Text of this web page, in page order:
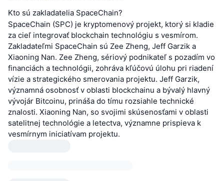
Kto sú zakladatelia SpaceChain?
SpaceChain (SPC) je kryptomenový projekt, ktorý si kladie
za cieľ integrovať blockchain technológiu s vesmírom.
Zakladateľmi SpaceChain sú Zee Zheng, Jeff Garzik a
Xiaoning Nan. Zee Zheng, sériový podnikateľ s pozadím vo
financiách a technológii, zohráva kľúčovú úlohu pri riadení
vízie a strategického smerovania projektu. Jeff Garzik,
významná osobnosť v oblasti blockchainu a bývalý hlavný
vývojár Bitcoinu, prináša do tímu rozsiahle technické
znalosti. Xiaoning Nan, so svojimi skúsenosťami v oblasti
satelitnej technológie a letectva, významne prispieva k
vesmírnym iniciatívam projektu.